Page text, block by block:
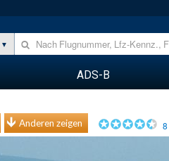
ADS-B
Anderen zeigen 8